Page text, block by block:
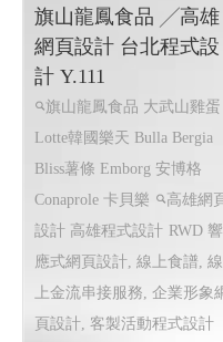
旗山龍鳳食品 ╱高雄
網頁設計 台北程式設
計 Y.111
旗山龍鳳食品 大武山雞蛋
Lotte韓國樂天 Bulla Bergia
Bliss薯條 Emborg 安博格
Conaprole 卡貝樂
高雄網頁